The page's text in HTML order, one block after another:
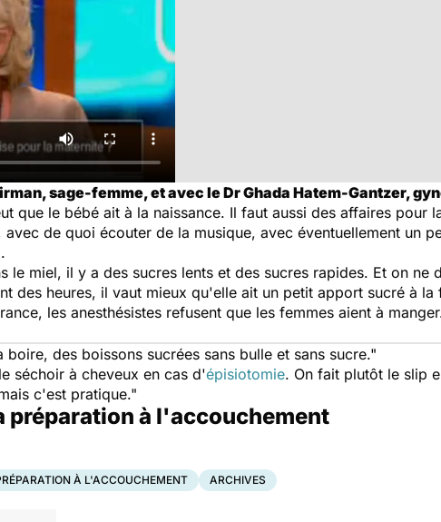
sage-femme, et avec le Dr Ghada Hatem-Gantzer,
que le bébé ait à la naissance. Il faut aussi des affaires pour
de quoi écouter de la musique, avec éventuellement un
le miel, il y a des sucres lents et des sucres rapides. Et on ne
des heures, il vaut mieux qu'elle ait un petit apport sucré à la
les anesthésistes refusent que les femmes aient à
des boissons sucrées sans bulle et sans sucre."
séchoir à cheveux en cas d'épisiotomie. On fait plutôt le slip
c'est pratique."
préparation à l'accouchement
À L'ACCOUCHEMENT ARCHIVES